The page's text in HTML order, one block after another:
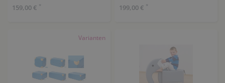
159,00 € * 199,00 € *
Varianten